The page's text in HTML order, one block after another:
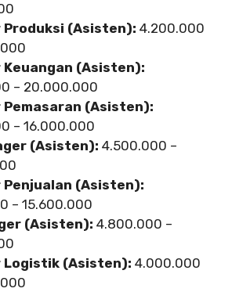
Produksi (Asisten): 4.200.000
Keuangan (Asisten):
– 20.000.000
Pemasaran (Asisten):
– 16.000.000
(Asisten): 4.500.000 –
Penjualan (Asisten):
– 15.600.000
(Asisten): 4.800.000 –
Logistik (Asisten): 4.000.000